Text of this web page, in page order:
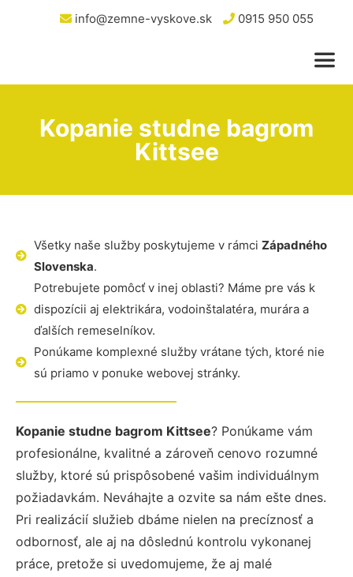
info@zemne-vyskove.sk 0915 950 055
Kopanie studne bagrom
Kittsee
Všetky naše služby poskytujeme v rámci Západného
Slovenska.
Potrebujete pomôcť v inej oblasti? Máme pre vás k
dispozícii aj elektrikára, vodoinštalatéra, murára a
ďalších remeselníkov.
Ponúkame komplexné služby vrátane tých, ktoré nie
sú priamo v ponuke webovej stránky.
Kopanie studne bagrom Kittsee? Ponúkame vám
profesionálne, kvalitné a zároveň cenovo rozumné
služby, ktoré sú prispôsobené vašim individuálnym
požiadavkám. Neváhajte a ozvite sa nám ešte dnes.
Pri realizácií služieb dbáme nielen na precíznosť a
odbornosť, ale aj na dôslednú kontrolu vykonanej
práce, pretože si uvedomujeme, že aj malé